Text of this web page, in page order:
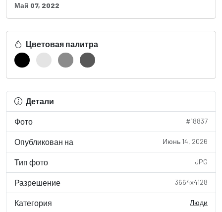
Май 07, 2022
Цветовая палитра
Детали
Фото #18837
Опубликован на Июнь 14, 2026
Тип фото JPG
Разрешение 3664x4128
Категория Люди